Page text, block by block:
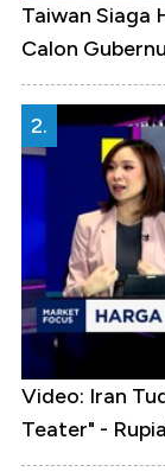
Taiwan Siaga
Calon
2.
Video: Iran
Teater" -